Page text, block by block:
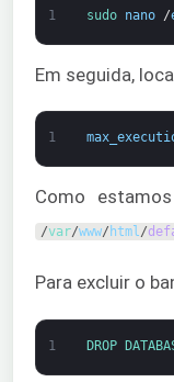
1 sudo nano /
Em seguida,
1
Como
/var/www/ html/
Para excluir o
1 DROP